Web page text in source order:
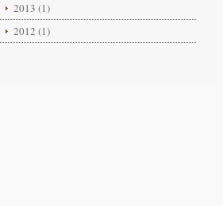
2013 (1)
2012 (1)